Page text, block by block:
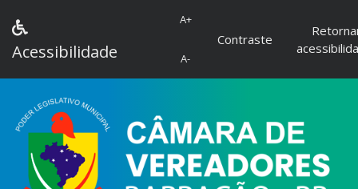
Acessibilidade
A+
A-
Contraste